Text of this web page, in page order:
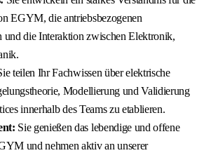
EGYM, die antriebsbezogenen
und die Interaktion zwischen Elektronik,
teilen Ihr Fachwissen über elektrische
Modellierung und Validierung
innerhalb des Teams zu etablieren.
Sie genießen das lebendige und offene
und nehmen aktiv an unserer